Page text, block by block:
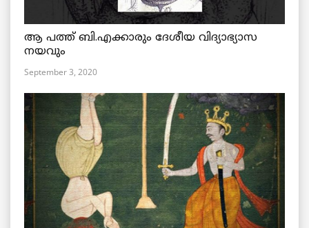
ആ പത്ത് ബി.എക്കാരും ദേശീയ വിദ്യാഭ്യാസ
നയവും
September 3, 2020